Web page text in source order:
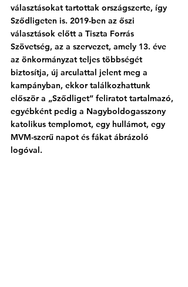
választásokat tartottak országszerte, így
Sződligeten is. 2019-ben az őszi
választások előtt a Tiszta Forrás
Szövetség, az a szervezet, amely 13. éve
az önkormányzat teljes többségét
biztosítja, új arculattal jelent meg a
kampányban, ekkor találkozhattunk
először a „Sződliget” feliratot tartalmazó,
egyébként pedig a Nagyboldogasszony
katolikus templomot, egy hullámot, egy
MVM-szerű napot és fákat ábrázoló
logóval.